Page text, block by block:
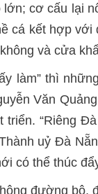
cơ cấu lại
cá kết hợp với
và cửa
làm” thì
Văn
“Riêng
uỷ Đà
có thể thúc
đường bộ,